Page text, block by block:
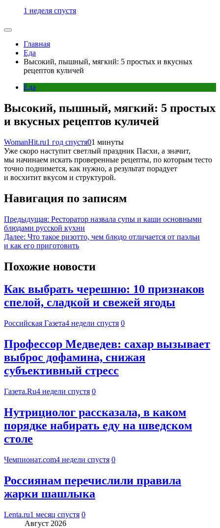
1 неделя спустя
Главная
Еда
Высокий, пышный, мягкий: 5 простых и вкусных
рецептов куличей
Еда
Высокий, пышный, мягкий: 5 простых
и вкусных рецептов куличей
WomanHit.ru1 год спустя01 минуты
Уже скоро наступит светлый праздник Пасхи, а значит,
мы начинаем искать проверенные рецепты, по которым тесто
точно поднимется, как нужно, а результат порадует
и восхитит вкусом и структурой.
Навигация по записям
Предыдущая: Ресторатор назвала супы и каши основными
блюдами русской кухни
Далее: Что такое ризотто, чем блюдо отличается от паэльи
и как его приготовить
Похожие новости
Как выбрать черешню: 10 признаков
спелой, сладкой и свежей ягоды
Российская Газета4 недели спустя 0
Профессор Медведев: сахар вызывает
выброс дофамина, снижая
субъективный стресс
Газета.Ru4 недели спустя 0
Нутрициолог рассказала, в каком
порядке набирать еду на шведском
столе
Чемпионат.com4 недели спустя 0
Россиянам перечислили правила
жарки шашлыка
Lenta.ru1 месяц спустя 0
Август 2026